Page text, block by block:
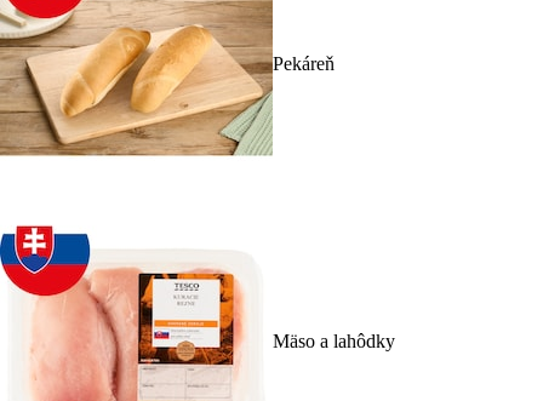
Pekáreň
Mäso a lahôdky